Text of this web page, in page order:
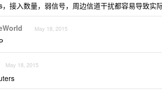
接入数量，弱信号，周边信道干扰都容易导致实际
May 18, 2015
May 18, 2015